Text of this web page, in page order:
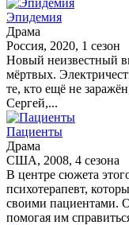
Эпидемия
Драма
Россия, 2020, 1 сезон
Новый неизвестный
мёртвых.
те, кто ещё не
Сергей,...
Пациенты
Драма
США, 2008, 4 сезона
В центре сюжета
психотерапевт,
своими пациентами.
помогая им